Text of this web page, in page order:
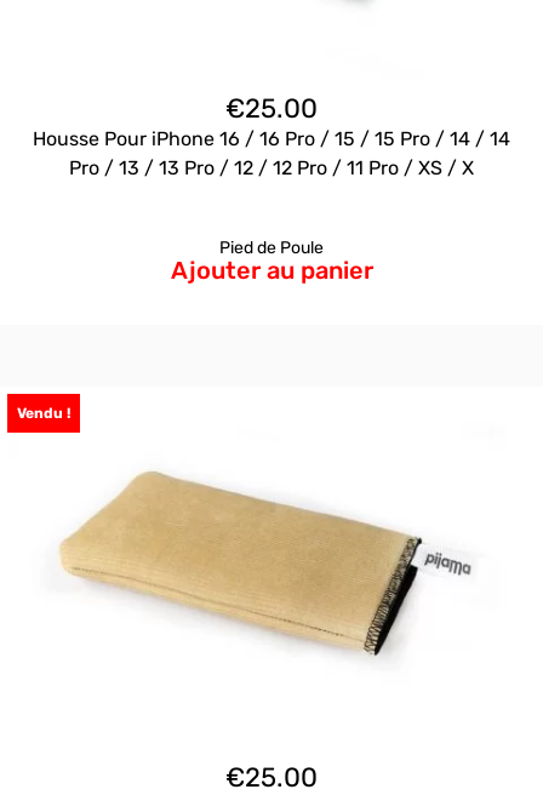
€25.00
Housse Pour iPhone 16 / 16 Pro / 15 / 15 Pro / 14 / 14
Pro / 13 / 13 Pro / 12 / 12 Pro / 11 Pro / XS / X
Pied de Poule
Ajouter au panier
Vendu !
€25.00